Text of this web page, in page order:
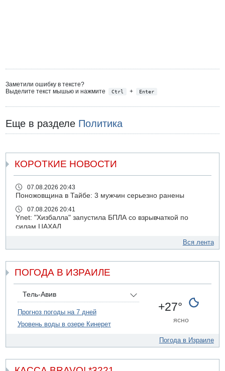
Заметили ошибку в тексте?
Выделите текст мышью и нажмите
Ctrl + Enter
Еще в разделе Политика
КОРОТКИЕ НОВОСТИ
07.08.2026 20:43
Поножовщина в Тайбе: 3 мужчин серьезно ранены
07.08.2026 20:41
Ynet: "Хизбалла" запустила БПЛА со взрывчаткой по
силам ЦАХАЛ
ДТП в Ашдоде: тяжело ранены двое маленьких детей
07.08.2026 19:14
Скончался водитель, врезавшийся в стену в
Иерусалиме
07.08.2026 17:57
Подозреваемый в домогательствах в хостеле - Гильбоа
Дахан
07.08.2026 17:55
коррупционных отношениях с Йоавом Элиаси
Вся лента
ПОГОДА В ИЗРАИЛЕ
Тель-Авив
Прогноз погоды на 7 дней
Уровень воды в озере Кинерет
+27°
ясно
Погода в Израиле